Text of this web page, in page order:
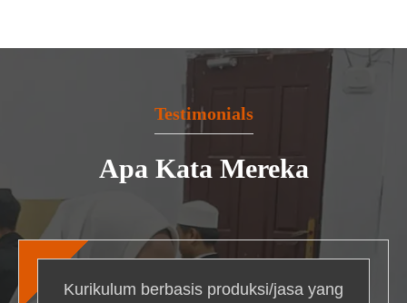
Testimonials
Apa Kata Mereka
Kurikulum berbasis produksi/jasa yang